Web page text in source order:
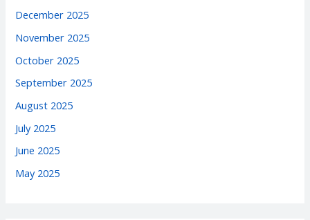
December 2025
November 2025
October 2025
September 2025
August 2025
July 2025
June 2025
May 2025